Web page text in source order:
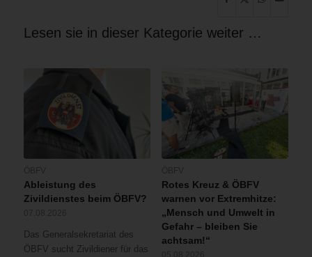
Lesen sie in dieser Kategorie weiter …
Ableistung des
Zivildienstes beim ÖBFV?
Das Generalsekretariat des
ÖBFV sucht Zivildiener für das
Rotes Kreuz & ÖBFV
warnen vor Extremhitze:
„Mensch und Umwelt in
Gefahr – bleiben Sie
achtsam!“